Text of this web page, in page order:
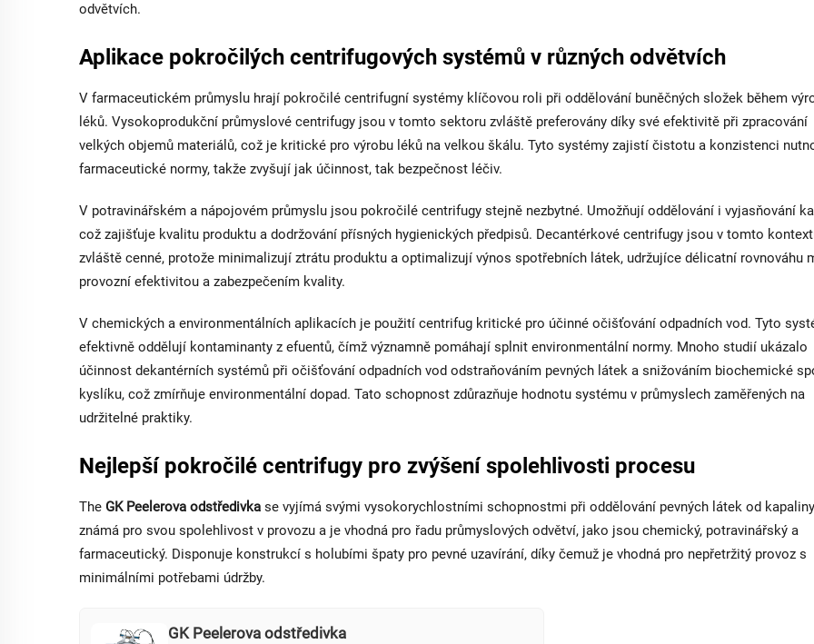
odvětvích.
Aplikace pokročilých centrifugových systémů v různých odvětvích
V farmaceutickém průmyslu hrají pokročilé centrifugní systémy klíčovou roli při oddělování buněčných složek během
léků. Vysokoprodukční průmyslové centrifugy jsou v tomto sektoru zvláště preferovány díky své efektivitě při zpracování
velkých objemů materiálů, což je kritické pro výrobu léků na velkou škálu. Tyto systémy zajistí čistotu a konzistenci
farmaceutické normy, takže zvyšují jak účinnost, tak bezpečnost léčiv.
V potravinářském a nápojovém průmyslu jsou pokročilé centrifugy stejně nezbytné. Umožňují oddělování i vyjasňování
což zajišťuje kvalitu produktu a dodržování přísných hygienických předpisů. Decantérkové centrifugy jsou v tomto
zvláště cenné, protože minimalizují ztrátu produktu a optimalizují výnos spotřebních látek, udržujíce délicatní rovnováhu
provozní efektivitou a zabezpečením kvality.
V chemických a environmentálních aplikacích je použití centrifug kritické pro účinné očišťování odpadních vod. Tyto
efektivně oddělují kontaminanty z efuentů, čímž významně pomáhají splnit environmentální normy. Mnoho studií ukázalo
účinnost dekantérních systémů při očišťování odpadních vod odstraňováním pevných látek a snižováním biochemické
kyslíku, což zmírňuje environmentální dopad. Tato schopnost zdůrazňuje hodnotu systému v průmyslech zaměřených na
udržitelné praktiky.
Nejlepší pokročilé centrifugy pro zvýšení spolehlivosti procesu
The GK Peelerova odstředivka se vyjímá svými vysokorychlostními schopnostmi při oddělování pevných látek od
známá pro svou spolehlivost v provozu a je vhodná pro řadu průmyslových odvětví, jako jsou chemický, potravinářský a
farmaceutický. Disponuje konstrukcí s holubími špaty pro pevné uzavírání, díky čemuž je vhodná pro nepřetržitý provoz s
minimálními potřebami údržby.
GK Peelerova odstředivka